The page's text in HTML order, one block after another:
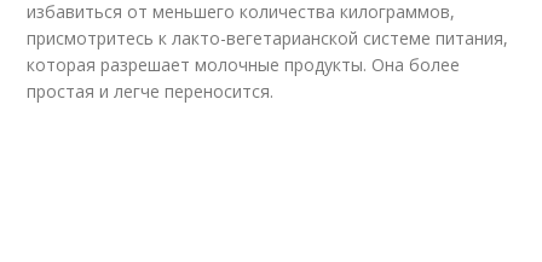
избавиться от меньшего количества килограммов,
присмотритесь к лакто-вегетарианской системе питания,
которая разрешает молочные продукты. Она более
простая и легче переносится.